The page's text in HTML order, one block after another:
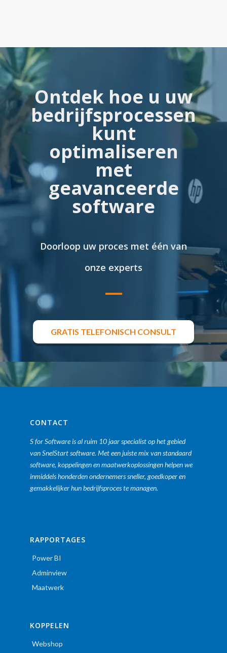
Ontdek hoe u uw
bedrijfsprocessen
kunt
optimaliseren
met
geavanceerde
software
Doorloop uw proces met één van
onze experts
GRATIS TELEFONISCH CONSULT
CONTACT
S for Software is al ruim 10 jaar specialist op het gebied
van SnelStart software. Met een juiste mix van standaard
software, koppelingen en maatwerkoplossingen helpen we
inmiddels honderden ondernemers sneller, goedkoper en
gemakkelijker hun bedrijfsproces te managen.
RAPPORTAGES
Power BI
Adminview
Maatwerk
KOPPELEN
Webshop